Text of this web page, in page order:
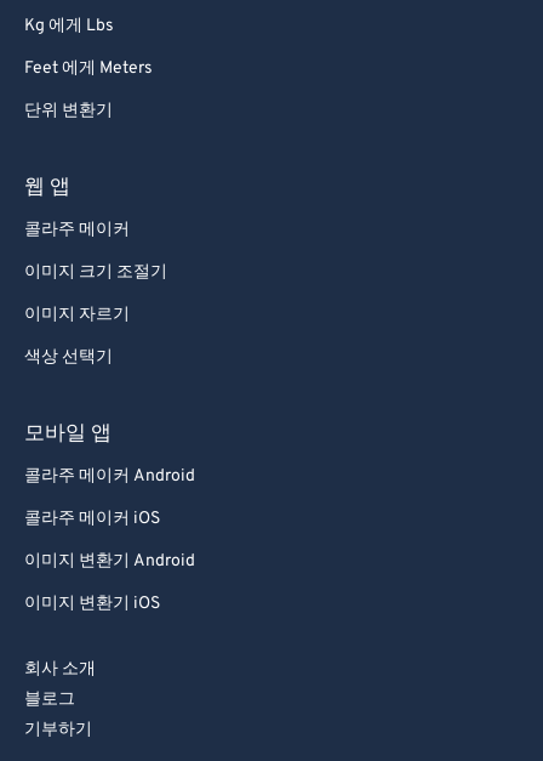
Kg 에게 Lbs
Feet 에게 Meters
단위 변환기
웹 앱
콜라주 메이커
이미지 크기 조절기
이미지 자르기
색상 선택기
모바일 앱
콜라주 메이커 Android
콜라주 메이커 iOS
이미지 변환기 Android
이미지 변환기 iOS
회사 소개
블로그
기부하기